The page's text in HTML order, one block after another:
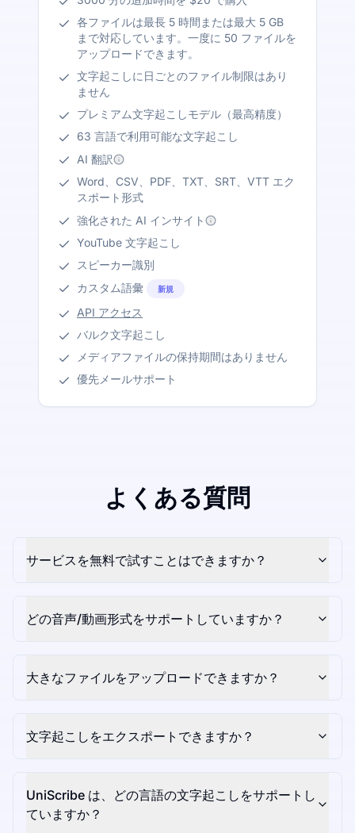
各ファイルは最長 5 時間または最大 5 GB
まで対応しています。一度に 50 ファイルを
アップロードできます。
文字起こしに日ごとのファイル制限はあり
ません
プレミアム文字起こしモデル（最高精度）
63 言語で利用可能な文字起こし
AI 翻訳
Word、CSV、PDF、TXT、SRT、VTT エク
スポート形式
強化された AI インサイト
YouTube 文字起こし
スピーカー識別
カスタム語彙
新規
API アクセス
バルク文字起こし
メディアファイルの保持期間はありません
優先メールサポート
よくある質問
サービスを無料で試すことはできますか？
どの音声/動画形式をサポートしていますか？
大きなファイルをアップロードできますか？
文字起こしをエクスポートできますか？
UniScribe は、どの言語の文字起こしをサポートし
ていますか？